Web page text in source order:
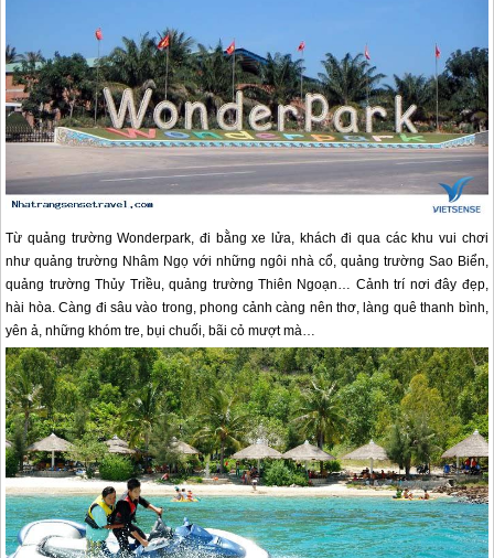
Từ quảng trường Wonderpark, đi bằng xe lửa, khách đi qua các khu vui chơi
như quảng trường Nhâm Ngọ với những ngôi nhà cổ, quảng trường Sao Biển,
quảng trường Thủy Triều, quảng trường Thiên Ngoạn… Cảnh trí nơi đây đẹp,
hài hòa. Càng đi sâu vào trong, phong cảnh càng nên thơ, làng quê thanh bình,
yên ả, những khóm tre, bụi chuối, bãi cỏ mượt mà…